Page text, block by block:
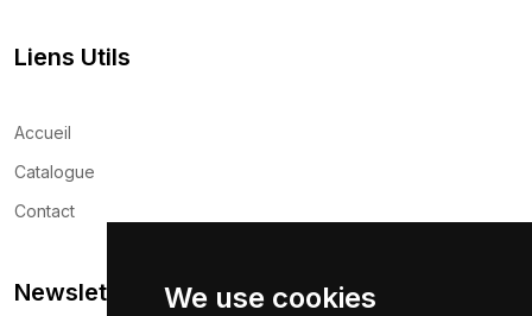
We use cookies
Liens Utils
Accueil
Catalogue
Contact
Newsletter